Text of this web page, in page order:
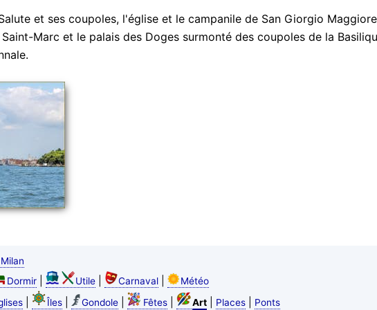
et ses coupoles, l'église et le campanile de San Giorgio Maggiore
Marc et le palais des Doges surmonté des coupoles de la
Milan
Dormir| Utile| Carnaval|
Météo
| Îles| Gondole| Fêtes| Art| Places| Ponts